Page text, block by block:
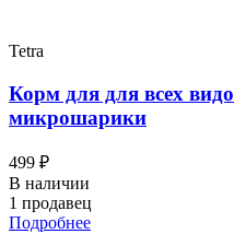
Tetra
Корм для для всех
микрошарики
499 ₽
В наличии
1 продавец
Подробнее